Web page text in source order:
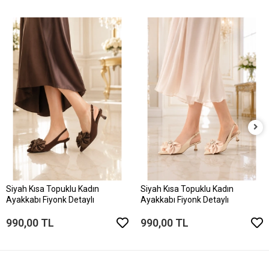
Siyah Kısa Topuklu Kadın
Ayakkabı Fiyonk Detaylı
990,00 TL
Siyah Kısa Topuklu Kadın
Ayakkabı Fiyonk Detaylı
990,00 TL